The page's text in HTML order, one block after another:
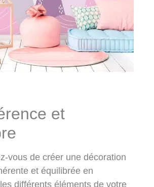
et
vous de créer une décoration
et équilibrée en
différents éléments de votre